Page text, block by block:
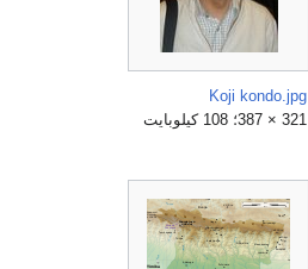
Koji kondo.jpg
321 × 387؛ 108 كيلوبايت